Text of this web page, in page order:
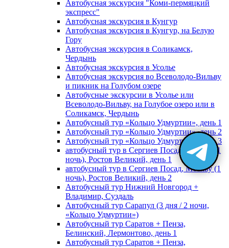
Автобусная экскурсия "Коми-пермяцкий
экспресс"
Автобусная экскурсия в Кунгур
Автобусная экскурсия в Кунгур, на Белую
Гору
Автобусная экскурсия в Соликамск,
Чердынь
Автобусная экскурсия в Усолье
Автобусная экскурсия во Всеволодо-Вильву
и пикник на Голубом озере
Автобусные экскурсии в Усолье или
Всеволодо-Вильву, на Голубое озеро или в
Соликамск, Чердынь
Автобусный тур «Кольцо Удмуртии», день 1
Автобусный тур «Кольцо Удмуртии», день 2
Автобусный тур «Кольцо Удмуртии», день 3
автобусный тур в Сергиев Посад, Москву (1
ночь), Ростов Великий, день 1
автобусный тур в Сергиев Посад, Москву (1
ночь), Ростов Великий, день 2
Автобусный тур Нижний Новгород +
Владимир, Суздаль
Автобусный тур Сарапул (3 дня / 2 ночи,
«Кольцо Удмуртии»)
Автобусный тур Саратов + Пенза,
Белинский, Лермонтово, день 1
Автобусный тур Саратов + Пенза,